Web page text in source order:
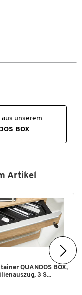
aus unserem
BOX
Artikel
QUANDOS BOX,
3 S...